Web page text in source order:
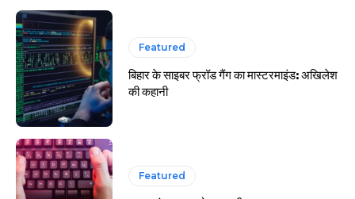
Featured
बिहार के साइबर फ्रॉड गैंग का मास्टरमाइंड: अखिलेश
की कहानी
Featured